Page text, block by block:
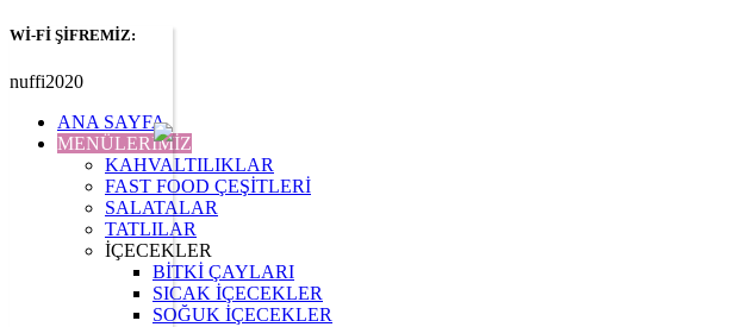
Wİ-Fİ ŞİFREMİZ:
nuffi2020
ANA SAYFA
MENÜLERİMİZ
KAHVALTILIKLAR
FAST FOOD ÇEŞİTLERİ
SALATALAR
TATLILAR
İÇECEKLER
BİTKİ ÇAYLARI
SICAK İÇECEKLER
SOĞUK İÇECEKLER